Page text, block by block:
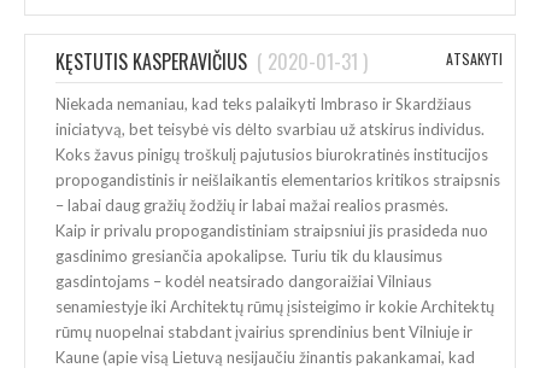
KĘSTUTIS KASPERAVIČIUS ( 2020-01-31 ) ATSAKYTI
Niekada nemaniau, kad teks palaikyti Imbraso ir Skardžiaus
iniciatyvą, bet teisybė vis dėlto svarbiau už atskirus individus.
Koks žavus pinigų troškulį pajutusios biurokratinės institucijos
propogandistinis ir neišlaikantis elementarios kritikos straipsnis
– labai daug gražių žodžių ir labai mažai realios prasmės.
Kaip ir privalu propogandistiniam straipsniui jis prasideda nuo
gasdinimo gresiančia apokalipse. Turiu tik du klausimus
gasdintojams – kodėl neatsirado dangoraižiai Vilniaus
senamiestyje iki Architektų rūmų įsisteigimo ir kokie Architektų
rūmų nuopelnai stabdant įvairius sprendinius bent Vilniuje ir
Kaune (apie visą Lietuvą nesijaučiu žinantis pakankamai, kad